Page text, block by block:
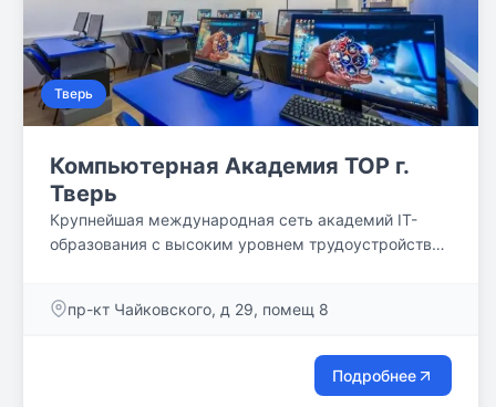
Тверь
Компьютерная Академия TOP г.
Тверь
Крупнейшая международная сеть академий IT-
образования с высоким уровнем трудоустройства
пр-кт Чайковского, д 29, помещ 8
Подробнее